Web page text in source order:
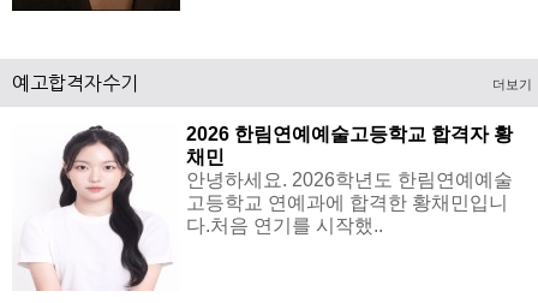
예고합격자수기 더보기
2026 한림연예예술고등학교 합격자 황
채민
안녕하세요. 2026학년도 한림연예예술
고등학교 연예과에 합격한 황채민입니
다.처음 연기를 시작했..